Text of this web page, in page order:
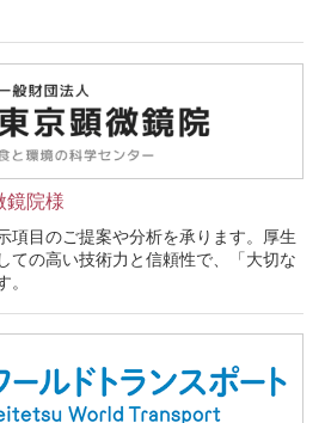
鏡院様
項目のご提案や分析を承ります。厚生
ての高い技術力と信頼性で、「大切な